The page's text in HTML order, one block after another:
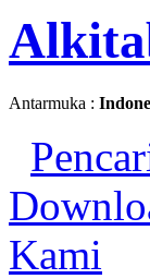
Antarmuka :
Kami